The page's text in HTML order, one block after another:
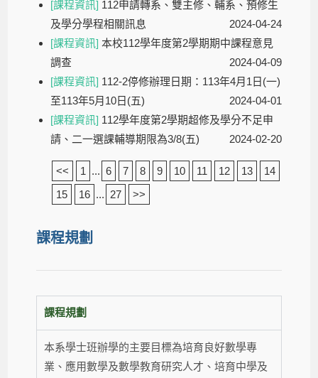
[課程資訊] 112申請轉系、雙主修、輔系、預修生
及學分學程相關訊息
2024-04-24
[課程資訊]本校112學年度第2學期期中課程意見
調查
2024-04-09
[課程資訊] 112-2停修辦理日期：113年4月1日(一)
至113年5月10日(五)
2024-04-01
[課程資訊] 112學年度第2學期超修及學分不足申
請、二一選課輔導期限為3/8(五)
2024-02-20
<< 1 ... 6 7 8 9 10 11 12 13
14
15
16 ... 27 >>
課程規劃
課程規劃
本系學士班辦學的主要目標為培育良好數學專
業、應用數學及數學教育研究人才、培育中學及